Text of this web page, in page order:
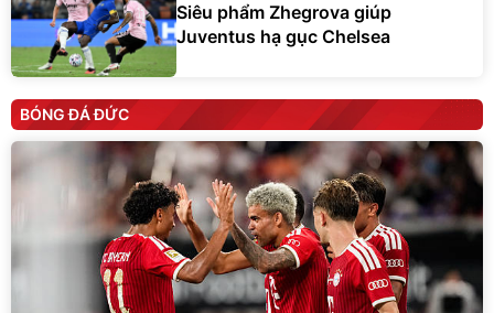
Siêu phẩm Zhegrova giúp
Juventus hạ gục Chelsea
BÓNG ĐÁ ĐỨC